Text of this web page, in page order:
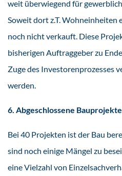
weit überwiegend für
Soweit dort z.T. Wohneinheiten
noch nicht verkauft. Diese
bisherigen Auftraggeber zu
Zuge des Investorenprozesses
werden.
6. Abgeschlossene
Bei 40 Projekten ist der Bau
sind noch einige Mängel zu
eine Vielzahl von